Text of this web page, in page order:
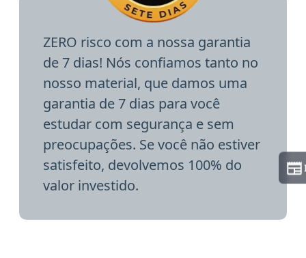
ZERO risco com a nossa garantia
de 7 dias! Nós confiamos tanto no
nosso material, que damos uma
garantia de 7 dias para você
estudar com segurança e sem
preocupações. Se você não estiver
satisfeito, devolvemos 100% do
valor investido.